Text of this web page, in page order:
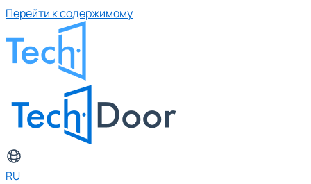
Перейти к содержимому
RU